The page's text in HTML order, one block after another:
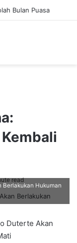
Bulan Puasa
read
Berlakukan Hukuman